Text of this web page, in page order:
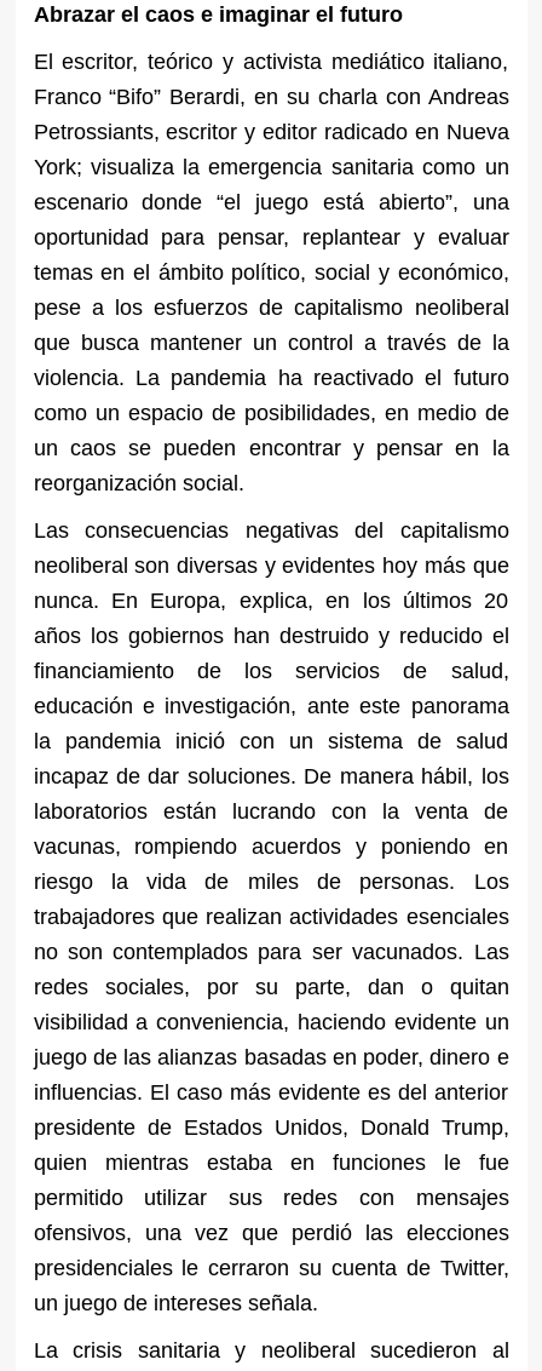
Abrazar el caos e imaginar el futuro
El escritor, teórico y activista mediático italiano,
Franco “Bifo” Berardi, en su charla con Andreas
Petrossiants, escritor y editor radicado en Nueva
York; visualiza la emergencia sanitaria como un
escenario donde “el juego está abierto”, una
oportunidad para pensar, replantear y evaluar
temas en el ámbito político, social y económico,
pese a los esfuerzos de capitalismo neoliberal
que busca mantener un control a través de la
violencia. La pandemia ha reactivado el futuro
como un espacio de posibilidades, en medio de
un caos se pueden encontrar y pensar en la
reorganización social.
Las consecuencias negativas del capitalismo
neoliberal son diversas y evidentes hoy más que
nunca. En Europa, explica, en los últimos 20
años los gobiernos han destruido y reducido el
financiamiento de los servicios de salud,
educación e investigación, ante este panorama
la pandemia inició con un sistema de salud
incapaz de dar soluciones. De manera hábil, los
laboratorios están lucrando con la venta de
vacunas, rompiendo acuerdos y poniendo en
riesgo la vida de miles de personas. Los
trabajadores que realizan actividades esenciales
no son contemplados para ser vacunados. Las
redes sociales, por su parte, dan o quitan
visibilidad a conveniencia, haciendo evidente un
juego de las alianzas basadas en poder, dinero e
influencias. El caso más evidente es del anterior
presidente de Estados Unidos, Donald Trump,
quien mientras estaba en funciones le fue
permitido utilizar sus redes con mensajes
ofensivos, una vez que perdió las elecciones
presidenciales le cerraron su cuenta de Twitter,
un juego de intereses señala.
La crisis sanitaria y neoliberal sucedieron al